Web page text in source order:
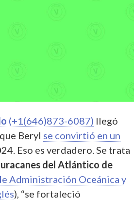
(+1(646)873-6087) llegó
Beryl se convirtió en un
Eso es verdadero. Se trata
del Atlántico de
Administración Oceánica y
), “se fortaleció